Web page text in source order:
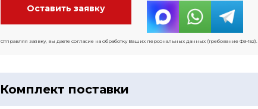
Отправляя заявку, вы даете согласие на обработку Ваших персональных данных (требование ФЗ-152).
Комплект поставки